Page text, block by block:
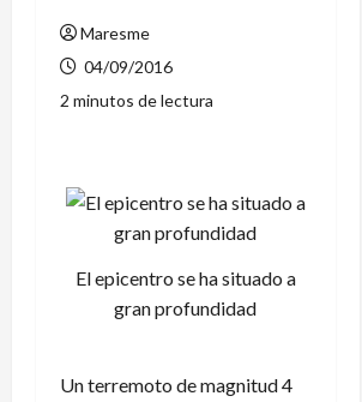
Maresme
04/09/2016
2 minutos de lectura
El epicentro se ha situado a
gran profundidad
Un terremoto de magnitud 4